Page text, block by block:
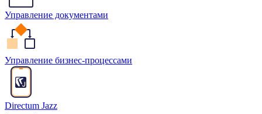
Управление документами
Управление бизнес-процессами
Directum Jazz